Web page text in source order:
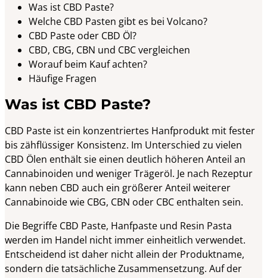
Was ist CBD Paste?
Welche CBD Pasten gibt es bei Volcano?
CBD Paste oder CBD Öl?
CBD, CBG, CBN und CBC vergleichen
Worauf beim Kauf achten?
Häufige Fragen
Was ist CBD Paste?
CBD Paste ist ein konzentriertes Hanfprodukt mit fester
bis zähflüssiger Konsistenz. Im Unterschied zu vielen
CBD Ölen enthält sie einen deutlich höheren Anteil an
Cannabinoiden und weniger Trägeröl. Je nach Rezeptur
kann neben CBD auch ein größerer Anteil weiterer
Cannabinoide wie CBG, CBN oder CBC enthalten sein.
Die Begriffe CBD Paste, Hanfpaste und Resin Pasta
werden im Handel nicht immer einheitlich verwendet.
Entscheidend ist daher nicht allein der Produktname,
sondern die tatsächliche Zusammensetzung. Auf der